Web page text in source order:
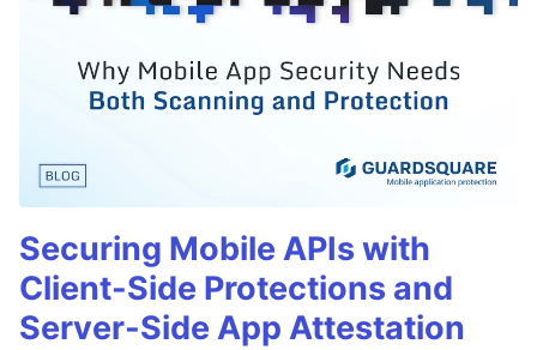
Securing Mobile APIs with
Client-Side Protections and
Server-Side App Attestation